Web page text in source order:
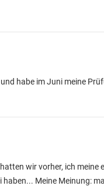
habe im Juni meine
wir vorher, ich meine
Meine Meinung: